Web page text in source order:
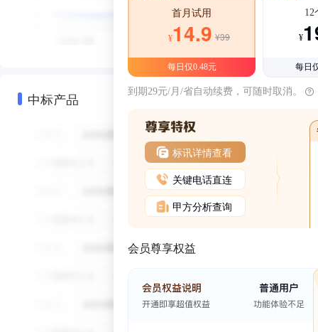
中标产品
首月试用
¥14.9 ¥39
每日仅0.48元
12
¥
每日
到期29元/月/省自动续费，可随时取消。
标讯详情查看
关键电话直连
甲方分析查询
会员尊享权益